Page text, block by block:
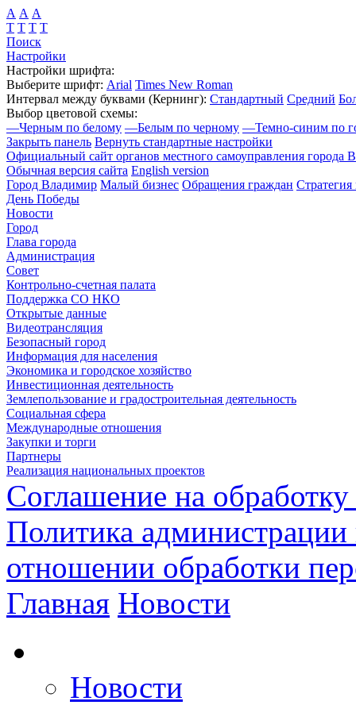
А А А
Т Т Т Т
Поиск
Настройки
Настройки шрифта:
Выберите шрифт: Arial Times New Roman
Интервал между буквами (Кернинг): Стандартный Средний
Выбор цветовой схемы:
—Черным по белому —Белым по черному —Темно-синим по
Закрыть панель Вернуть стандартные настройки
Официальный сайт органов местного самоуправления города
Обычная версия сайта English version
Город Владимир Малый бизнес Обращения граждан Стратегия
День Победы
Новости
Город
Глава города
Администрация
Совет
Контрольно-счетная палата
Поддержка СО НКО
Открытые данные
Видеотрансляция
Безопасный город
Информация для населения
Экономика и городское хозяйство
Инвестиционная деятельность
Землепользование и градостроительная деятельность
Социальная сфера
Международные отношения
Закупки и торги
Партнеры
Реализация национальных проектов
Соглашение на
Политика
отношении обработки
Главная Новости
Новости